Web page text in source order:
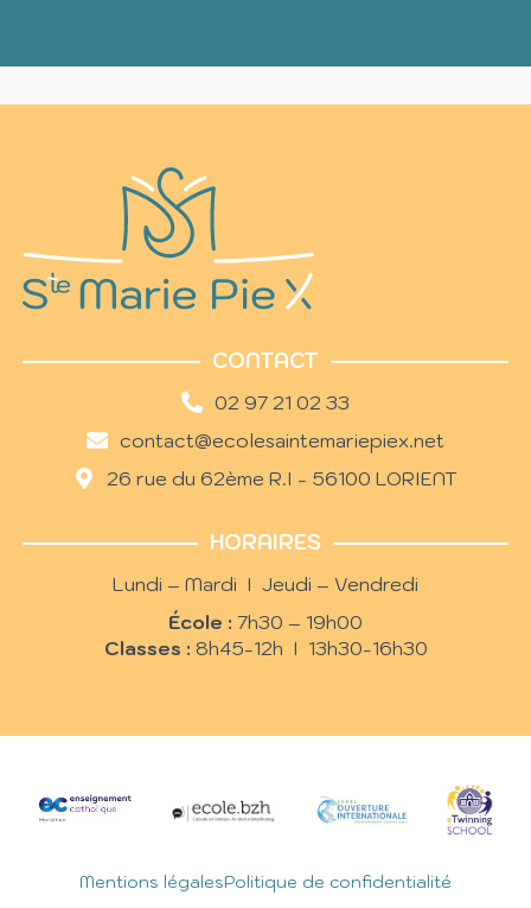
CONTACT
02 97 21 02 33
contact@ecolesaintemariepiex.net
26 rue du 62ème R.I - 56100 LORIENT
HORAIRES
Lundi – Mardi I Jeudi – Vendredi
École : 7h30 – 19h00
Classes : 8h45-12h I 13h30-16h30
Mentions légalesPolitique de confidentialité